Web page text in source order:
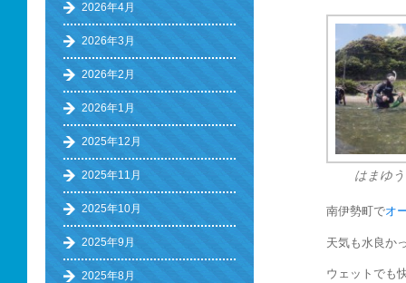
はまゆ
南伊勢町でオ
天気も水良か
ウェットでも
2026年4月
2026年3月
2026年2月
2026年1月
2025年12月
2025年11月
2025年10月
2025年9月
2025年8月